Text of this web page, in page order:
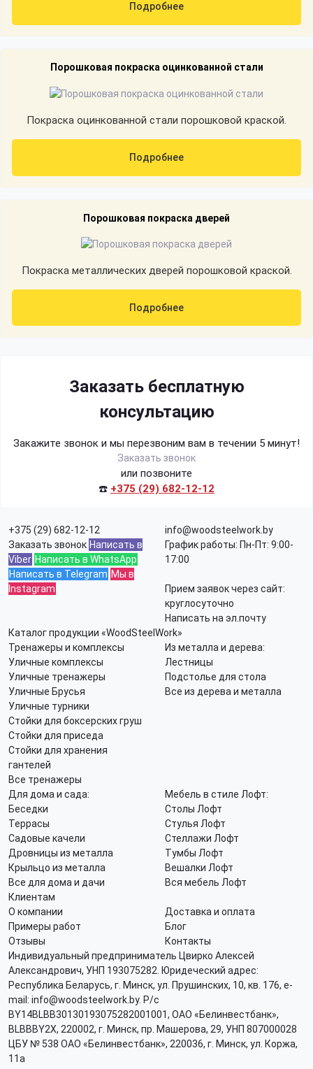
Подробнее
Порошковая покраска оцинкованной стали
Покраска оцинкованной стали порошковой краской.
Подробнее
Порошковая покраска дверей
Покраска металлических дверей порошковой краской.
Подробнее
Заказать бесплатную
консультацию
Закажите звонок и мы перезвоним вам в течении 5 минут!
Заказать звонок
или позвоните
☎️ +375 (29) 682-12-12
+375 (29) 682-12-12
Заказать звонок Написать в
Viber Написать в WhatsApp
Написать в Telegram Мы в
Instagram
info@woodsteelwork.by
График работы: Пн-Пт: 9:00-
17:00
Прием заявок через сайт:
круглосуточно
Написать на эл.почту
Каталог продукции «WoodSteelWork»
Тренажеры и комплексы
Уличные комплексы
Уличные тренажеры
Уличные Брусья
Уличные турники
Стойки для боксерских груш
Стойки для приседа
Стойки для хранения
гантелей
Все тренажеры
Из металла и дерева:
Лестницы
Подстолье для стола
Все из дерева и металла
Для дома и сада:
Беседки
Террасы
Садовые качели
Дровницы из металла
Крыльцо из металла
Все для дома и дачи
Мебель в стиле Лофт:
Столы Лофт
Стулья Лофт
Стеллажи Лофт
Тумбы Лофт
Вешалки Лофт
Вся мебель Лофт
Клиентам
О компании
Доставка и оплата
Примеры работ
Блог
Отзывы
Контакты
Индивидуальный предприниматель Цвирко Алексей
Александрович, УНП 193075282. Юридеческий адрес:
Республика Беларусь, г. Минск, ул. Прушинских, 10, кв. 176, e-
mail: info@woodsteelwork.by. Р/с
BY14BLBB30130193075282001001, ОАО «Белинвестбанк»,
BLBBBY2X, 220002, г. Минск, пр. Машерова, 29, УНП 807000028
ЦБУ № 538 ОАО «Белинвестбанк», 220036, г. Минск, ул. Коржа,
11а